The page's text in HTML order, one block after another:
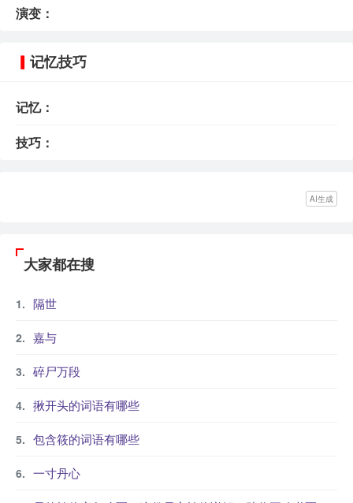
演变：
记忆技巧
记忆：
技巧：
AI生成
大家都在搜
隔世
嘉与
碎尸万段
揪开头的词语有哪些
包含筱的词语有哪些
一寸丹心